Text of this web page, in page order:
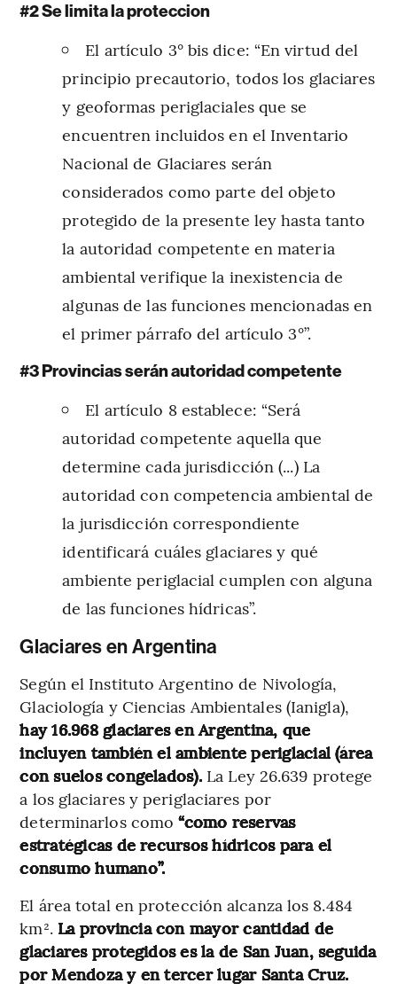
#2 Se limita la proteccion
El artículo 3° bis dice: “En virtud del
principio precautorio, todos los glaciares
y geoformas periglaciales que se
encuentren incluidos en el Inventario
Nacional de Glaciares serán
considerados como parte del objeto
protegido de la presente ley hasta tanto
la autoridad competente en materia
ambiental verifique la inexistencia de
algunas de las funciones mencionadas en
el primer párrafo del artículo 3°”.
#3 Provincias serán autoridad competente
El artículo 8 establece: “Será
autoridad competente aquella que
determine cada jurisdicción (...) La
autoridad con competencia ambiental de
la jurisdicción correspondiente
identificará cuáles glaciares y qué
ambiente periglacial cumplen con alguna
de las funciones hídricas”.
Glaciares en Argentina
Según el Instituto Argentino de Nivología,
Glaciología y Ciencias Ambientales (Ianigla),
hay 16.968 glaciares en Argentina, que
incluyen también el ambiente periglacial (área
con suelos congelados). La Ley 26.639 protege
a los glaciares y periglaciares por
determinarlos como“como reservas
estratégicas de recursos hídricos para el
consumo humano”.
El área total en protección alcanza los 8.484
km². La provincia con mayor cantidad de
glaciares protegidos es la de San Juan, seguida
por Mendoza y en tercer lugar Santa Cruz.